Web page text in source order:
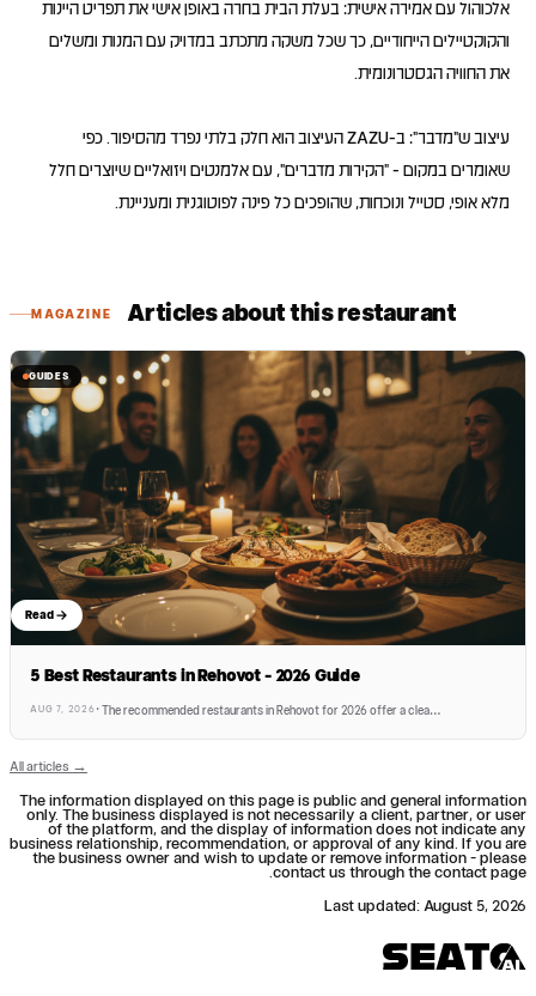
אלכוהול עם אמירה אישית: בעלת הבית בחרה באופן אישי את תפריט היינות
והקוקטיילים הייחודיים, כך שכל משקה מתכתב במדויק עם המנות ומשלים
עיצוב ש"מדבר": ב-ZAZU העיצוב הוא חלק בלתי נפרד מהסיפור. כפי
שאומרים במקום - "הקירות מדברים", עם אלמנטים ויזואליים שיוצרים חלל
מלא אופי, סטייל ונוכחות, שהופכים כל פינה לפוטוגנית ומעניינת.
MAGAZINE Articles about this restaurant
GUIDES
Read
5 Best Restaurants in Rehovot - 2026 Guide
AUG 7, 2026 · The recommended restaurants in Rehovot for 2026 offer a clea…
All articles →
The information displayed on this page is public and general information
only. The business displayed is not necessarily a client, partner, or user
of the platform, and the display of information does not indicate any
business relationship, recommendation, or approval of any kind. If you are
the business owner and wish to update or remove information - please
contact us through the contact page.
Last updated: August 5, 2026